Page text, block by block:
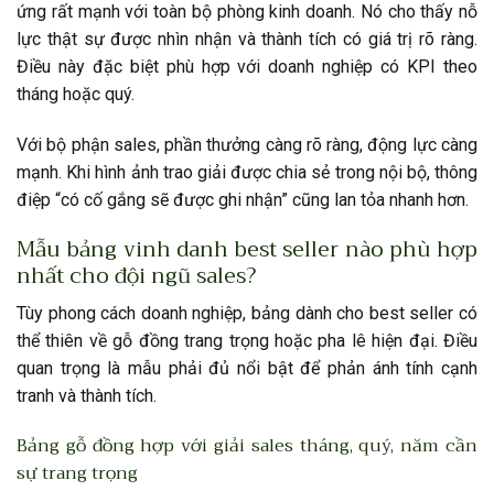
ứng rất mạnh với toàn bộ phòng kinh doanh. Nó cho thấy nỗ
lực thật sự được nhìn nhận và thành tích có giá trị rõ ràng.
Điều này đặc biệt phù hợp với doanh nghiệp có KPI theo
tháng hoặc quý.
Với bộ phận sales, phần thưởng càng rõ ràng, động lực càng
mạnh. Khi hình ảnh trao giải được chia sẻ trong nội bộ, thông
điệp “có cố gắng sẽ được ghi nhận” cũng lan tỏa nhanh hơn.
Mẫu bảng vinh danh best seller nào phù hợp
nhất cho đội ngũ sales?
Tùy phong cách doanh nghiệp, bảng dành cho best seller có
thể thiên về gỗ đồng trang trọng hoặc pha lê hiện đại. Điều
quan trọng là mẫu phải đủ nổi bật để phản ánh tính cạnh
tranh và thành tích.
Bảng gỗ đồng hợp với giải sales tháng, quý, năm cần
sự trang trọng